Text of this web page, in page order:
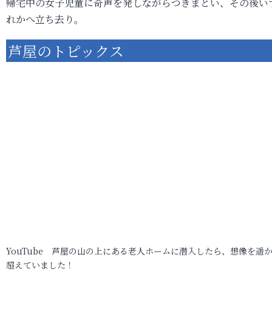
れかへ立ち去り。
芦屋のトピックス
YouTube 芦屋の山の上にある老人ホームに潜入したら、想像を遥
超えていました！